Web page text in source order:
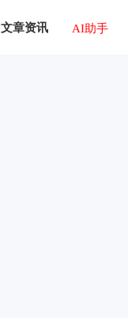
文章资讯 AI助手